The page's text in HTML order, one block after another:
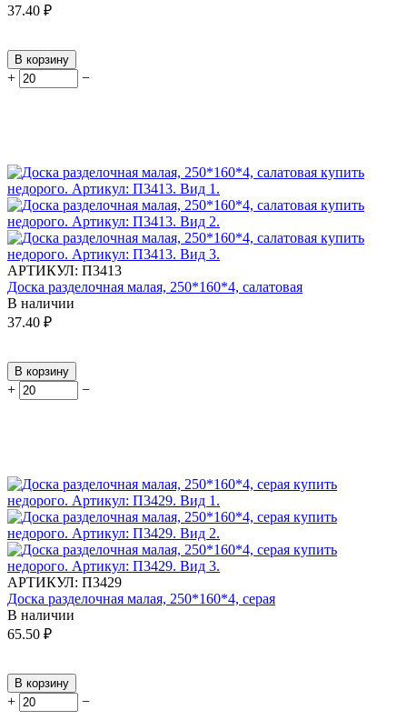
37.40 ₽
В корзину
+ −
АРТИКУЛ: П3413
Доска разделочная малая, 250*160*4, салатовая
В наличии
37.40 ₽
В корзину
+ −
АРТИКУЛ: П3429
Доска разделочная малая, 250*160*4, серая
В наличии
65.50 ₽
В корзину
+ −